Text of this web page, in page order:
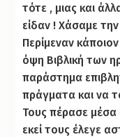
τότε , μιας και
είδαν ! Χάσαμε
Περίμεναν
όψη Βιβλική των
παράστημα
πράγματα και να
Τους πέρασε μέσα
εκεί τους έλεγε